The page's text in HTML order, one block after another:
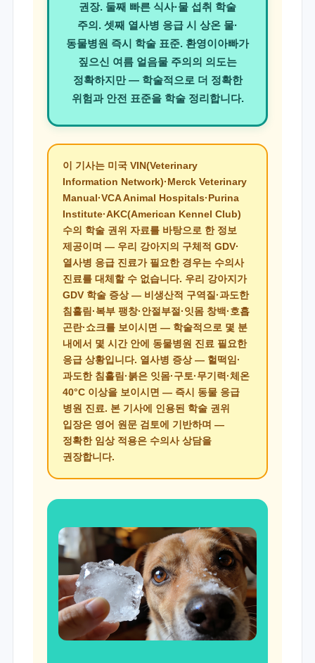
권장. 둘째 빠른 식사·물 섭취 학술
주의. 셋째 열사병 응급 시 상온 물·
동물병원 즉시 학술 표준. 환영이아빠가
짚으신 여름 얼음물 주의의 의도는
정확하지만 — 학술적으로 더 정확한
위험과 안전 표준을 학술 정리합니다.
이 기사는 미국 VIN(Veterinary
Information Network)·Merck Veterinary
Manual·VCA Animal Hospitals·Purina
Institute·AKC(American Kennel Club)
수의 학술 권위 자료를 바탕으로 한 정보
제공이며 — 우리 강아지의 구체적 GDV·
열사병 응급 진료가 필요한 경우는 수의사
진료를 대체할 수 없습니다. 우리 강아지가
GDV 학술 증상 — 비생산적 구역질·과도한
침흘림·복부 팽창·안절부절·잇몸 창백·호흡
곤란·쇼크를 보이시면 — 학술적으로 몇 분
내에서 몇 시간 안에 동물병원 진료 필요한
응급 상황입니다. 열사병 증상 — 헐떡임·
과도한 침흘림·붉은 잇몸·구토·무기력·체온
40°C 이상을 보이시면 — 즉시 동물 응급
병원 진료. 본 기사에 인용된 학술 권위
입장은 영어 원문 검토에 기반하며 —
정확한 임상 적용은 수의사 상담을
권장합니다.